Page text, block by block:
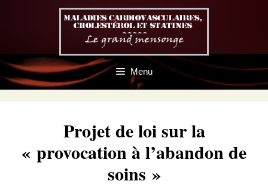
Menu
Projet de loi sur la
« provocation à l’abandon de
soins »